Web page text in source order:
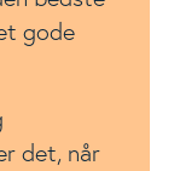
gode
det, når